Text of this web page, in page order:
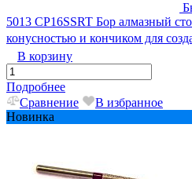
5013 CP16SSRT Бор алмазный
конусностью и кончиком для
В корзину
Подробнее
Сравнение
В избранное
Новинка